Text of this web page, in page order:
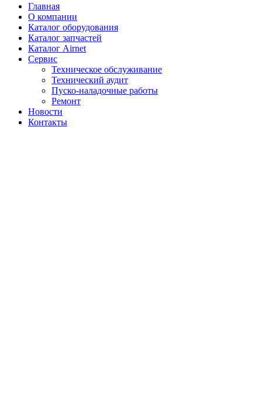
Главная
О компании
Каталог оборудования
Каталог запчастей
Каталог Airnet
Сервис
Техническое обслуживание
Технический аудит
Пуско-наладочные работы
Ремонт
Новости
Контакты